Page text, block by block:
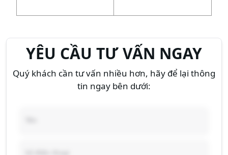
YÊU CẦU TƯ VẤN NGAY
Quý khách cần tư vấn nhiều hơn, hãy để lại thông
tin ngay bên dưới: